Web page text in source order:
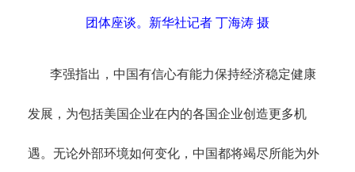
团体座谈。新华社记者 丁海涛 摄
李强指出，中国有信心有能力保持经济稳定健康
发展，为包括美国企业在内的各国企业创造更多机
遇。无论外部环境如何变化，中国都将竭尽所能为外